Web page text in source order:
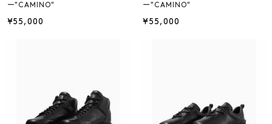
ー"CAMINO"
¥55,000
ー"CAMINO"
¥55,000